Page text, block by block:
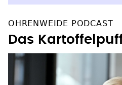
OHRENWEIDE PODCAST
Das